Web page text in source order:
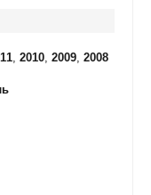
, 2010, 2009, 2008